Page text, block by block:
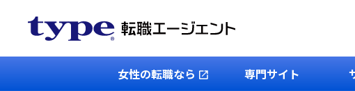
女性の転職なら 専門サイト